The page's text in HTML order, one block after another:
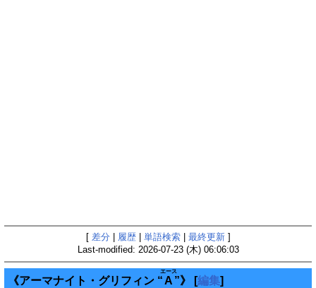
[ 差分 履歴| 単語検索| 最終更新]
Last-modified: 2026-07-23 (木) 06:06:03
《アーマナイト・グリフィン “A
エース
”》 [編集]